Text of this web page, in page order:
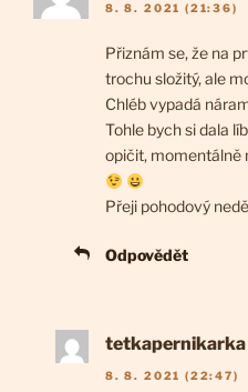
8. 8. 2021 (21:36)
Přiznám se, že na
trochu složitý, ale
Chléb vypadá
Tohle bych si dala
opičit, momentálně
Přeji pohodový
Odpovědět
tetkapernikarka
8. 8. 2021 (22:47)